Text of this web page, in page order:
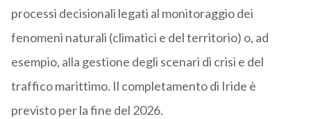
processi decisionali legati al monitoraggio dei
fenomeni naturali (climatici e del territorio) o, ad
esempio, alla gestione degli scenari di crisi e del
traffico marittimo. Il completamento di Iride è
previsto per la fine del 2026.